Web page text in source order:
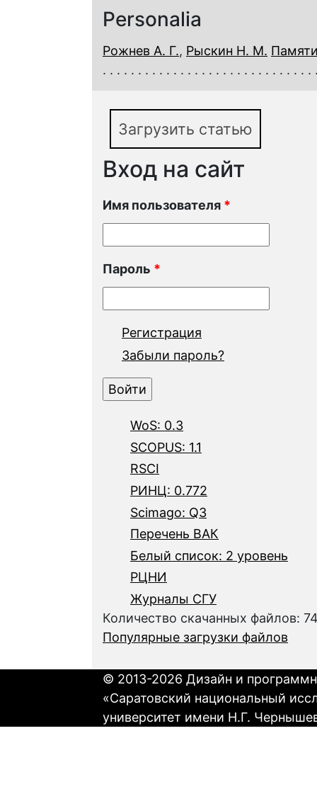
Personalia
Рожнев А. Г., Рыскин Н. М.
Загрузить статью
Вход на сайт
Имя пользователя *
Пароль *
Регистрация
Забыли пароль?
WoS: 0.3
SCOPUS: 1.1
RSCI
РИНЦ: 0.772
Scimago: Q3
Перечень ВАК
Белый список: 2 уровень
РЦНИ
Журналы СГУ
Количество скачанных файлов:
Популярные загрузки файлов
© 2013-2026 Дизайн и
«Саратовский национальный
университет имени Н.Г.